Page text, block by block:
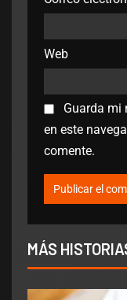
Web
Guarda mi
en este
comente.
MÁS